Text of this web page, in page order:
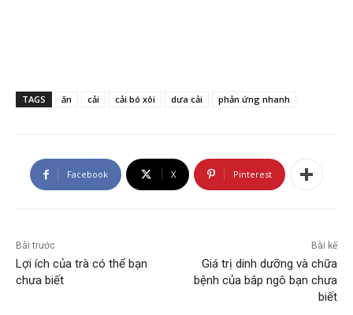
TAGS ăn cải cải bó xôi dưa cải phản ứng nhanh
Facebook X Pinterest
Bài trước
Lợi ích của trà có thể bạn
chưa biết
Bài kế
Giá trị dinh dưỡng và chữa
bệnh của bắp ngô bạn chưa
biết